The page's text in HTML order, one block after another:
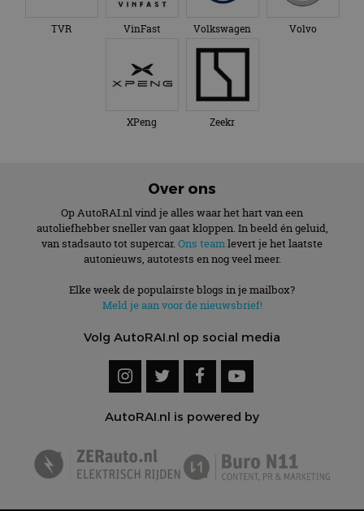
TVR VinFast Volkswagen Volvo
XPeng Zeekr
Over ons
Op AutoRAI.nl vind je alles waar het hart van een
autoliefhebber sneller van gaat kloppen. In beeld én geluid,
van stadsauto tot supercar. Ons teamlevert je het laatste
autonieuws, autotests en nog veel meer.
Elke week de populairste blogs in je mailbox?
Meld je aan voor de nieuwsbrief!
Volg AutoRAI.nl op social media
AutoRAI.nl is powered by